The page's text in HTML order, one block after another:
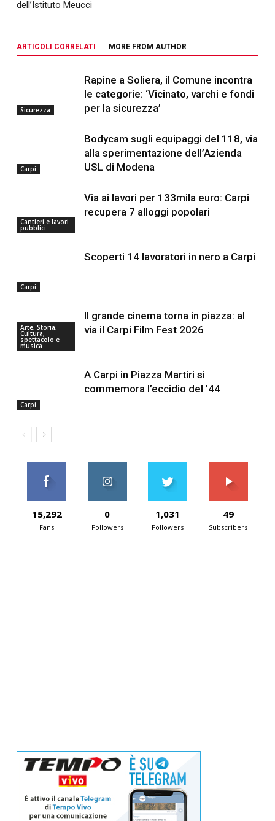
dell’Istituto Meucci
ARTICOLI CORRELATI MORE FROM AUTHOR
Sicurezza
Rapine a Soliera, il Comune incontra
le categorie: ‘Vicinato, varchi e fondi
per la sicurezza’
Carpi
Bodycam sugli equipaggi del 118, via
alla sperimentazione dell’Azienda
USL di Modena
Cantieri e lavori
pubblici
Via ai lavori per 133mila euro: Carpi
recupera 7 alloggi popolari
Carpi
Scoperti 14 lavoratori in nero a Carpi
Arte, Storia,
Cultura,
spettacolo e
musica
Il grande cinema torna in piazza: al
via il Carpi Film Fest 2026
Carpi
A Carpi in Piazza Martiri si
commemora l’eccidio del ’44
15,292
Fans
0
Followers
1,031
Followers
49
Subscribers